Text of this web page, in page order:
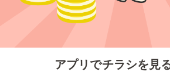
アプリでチラシを見